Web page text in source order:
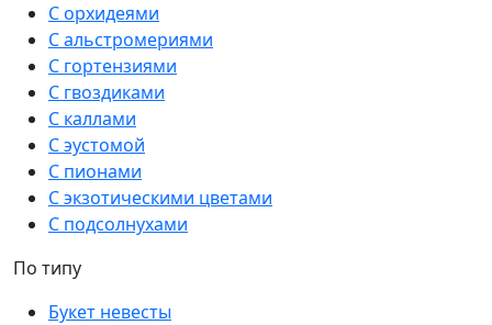
С орхидеями
С альстромериями
С гортензиями
С гвоздиками
С каллами
С эустомой
С пионами
С экзотическими цветами
С подсолнухами
По типу
Букет невесты